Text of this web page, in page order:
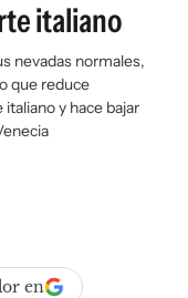
italiano
nevadas normales,
que reduce
y hace bajar
en